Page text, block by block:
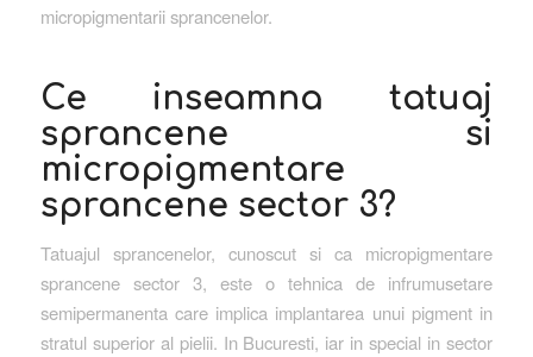
micropigmentarii sprancenelor.
Ce inseamna tatuaj
sprancene si
micropigmentare
sprancene sector 3?
Tatuajul sprancenelor, cunoscut si ca micropigmentare
sprancene sector 3, este o tehnica de infrumusetare
semipermanenta care implica implantarea unui pigment in
stratul superior al pielii. In Bucuresti, iar in special in sector